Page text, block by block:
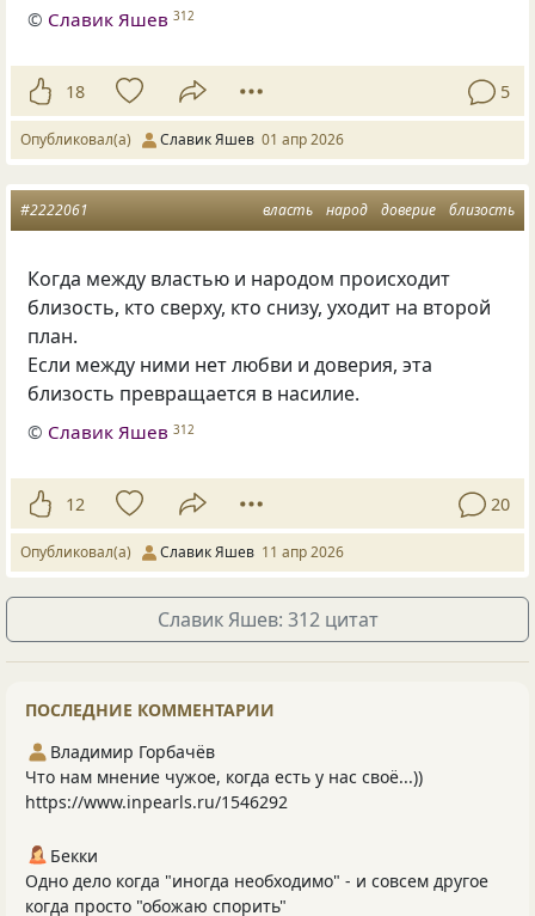
© Славик Яшев 312
18 5
Опубликовал(а) Славик Яшев 01 апр 2026
власть народ доверие близость
#2222061
Когда между властью и народом происходит
близость, кто сверху, кто снизу, уходит на второй
план.
Если между ними нет любви и доверия, эта
близость превращается в насилие.
© Славик Яшев 312
12 20
Опубликовал(а) Славик Яшев 11 апр 2026
Славик Яшев: 312 цитат
ПОСЛЕДНИЕ КОММЕНТАРИИ
Владимир Горбачёв
Что нам мнение чужое, когда есть у нас своё...))
https://www.inpearls.ru/1546292
Бекки
Одно дело когда "иногда необходимо" - и совсем другое
когда просто "обожаю спорить"